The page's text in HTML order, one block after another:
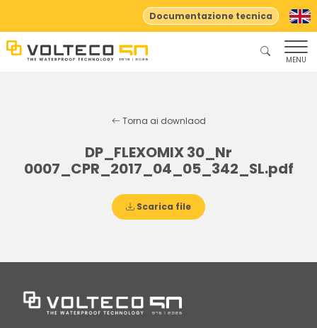
Documentazione tecnica
MENU
Torna ai downlaod
DP_FLEXOMIX 30_Nr
0007_CPR_2017_04_05_342_SL.pdf
Scarica file